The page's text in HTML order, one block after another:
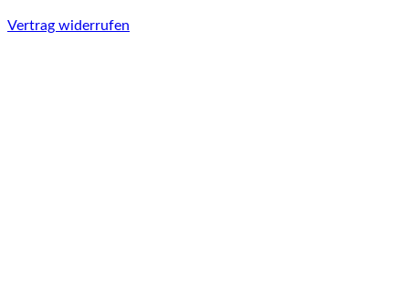
Vertrag widerrufen